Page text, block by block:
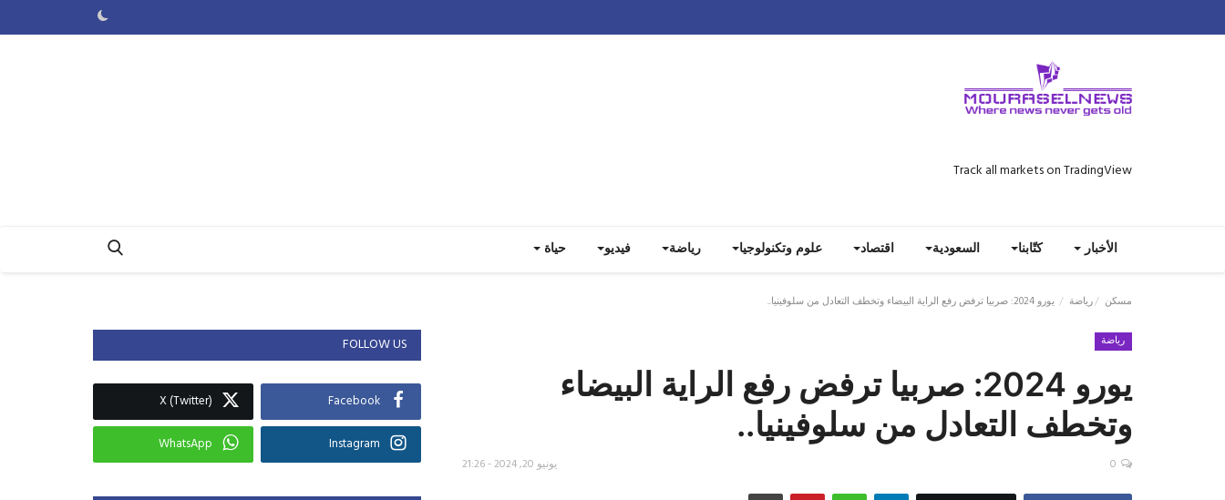
Track all markets on TradingView
الأخبار كتّابنا السعودية اقتصاد علوم وتكنولوجيا رياضة فيديو حياة
مسكن رياضة يورو 2024: صربيا ترفض رفع الراية البيضاء وتخطف التعادل من سلوفينيا..
رياضة
يورو 2024: صربيا ترفض رفع الراية البيضاء
وتخطف التعادل من سلوفينيا..
يونيو 20, 2024 - 21:26 0
FOLLOW US
Facebook
X (Twitter)
Instagram
WhatsApp